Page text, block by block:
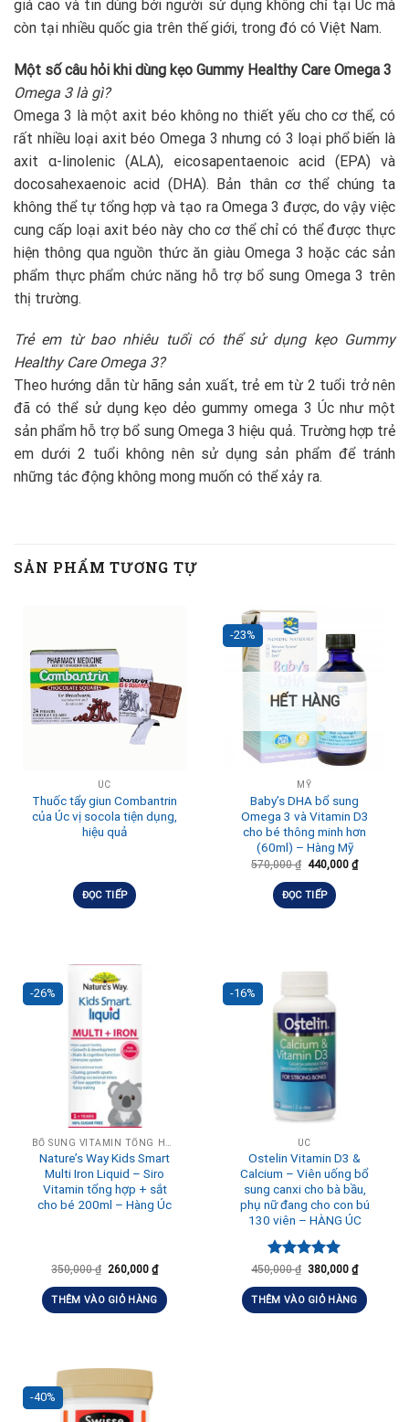
giá cao và tin dùng bởi người sử dụng không chỉ tại Úc mà
còn tại nhiều quốc gia trên thế giới, trong đó có Việt Nam.
Một số câu hỏi khi dùng kẹo Gummy Healthy Care Omega 3
Omega 3 là gì?
Omega 3 là một axit béo không no thiết yếu cho cơ thể, có
rất nhiều loại axit béo Omega 3 nhưng có 3 loại phổ biến là
axit α-linolenic (ALA), eicosapentaenoic acid (EPA) và
docosahexaenoic acid (DHA). Bản thân cơ thể chúng ta
không thể tự tổng hợp và tạo ra Omega 3 được, do vậy việc
cung cấp loại axit béo này cho cơ thể chỉ có thể được thực
hiện thông qua nguồn thức ăn giàu Omega 3 hoặc các sản
phẩm thực phẩm chức năng hỗ trợ bổ sung Omega 3 trên
thị trường.
Trẻ em từ bao nhiêu tuổi có thể sử dụng kẹo Gummy
Healthy Care Omega 3?
Theo hướng dẫn từ hãng sản xuất, trẻ em từ 2 tuổi trở nên
đã có thể sử dụng kẹo dẻo gummy omega 3 Úc như một
sản phẩm hỗ trợ bổ sung Omega 3 hiệu quả. Trường hợp trẻ
em dưới 2 tuổi không nên sử dụng sản phẩm để tránh
những tác động không mong muốn có thể xảy ra.
SẢN PHẨM TƯƠNG TỰ
ÚC
Thuốc tẩy giun Combantrin
của Úc vị socola tiện dụng,
hiệu quả
ĐỌC TIẾP
-23%
HẾT HÀNG
MỸ
Baby’s DHA bổ sung
Omega 3 và Vitamin D3
cho bé thông minh hơn
(60ml) – Hàng Mỹ
570,000₫ 440,000 ₫
ĐỌC TIẾP
-26%
Nature’s Way Kids Smart
Multi Iron Liquid – Siro
Vitamin tổng hợp + sắt
cho bé 200ml – Hàng Úc
350,000₫ 260,000 ₫
THÊM VÀO GIỎ HÀNG
-16%
ÚC
Ostelin Vitamin D3 &
Calcium – Viên uống bổ
sung canxi cho bà bầu,
phụ nữ đang cho con bú
130 viên – HÀNG ÚC
Được xếp
5 sao
450,000₫ 380,000 ₫
THÊM VÀO GIỎ HÀNG
-40%